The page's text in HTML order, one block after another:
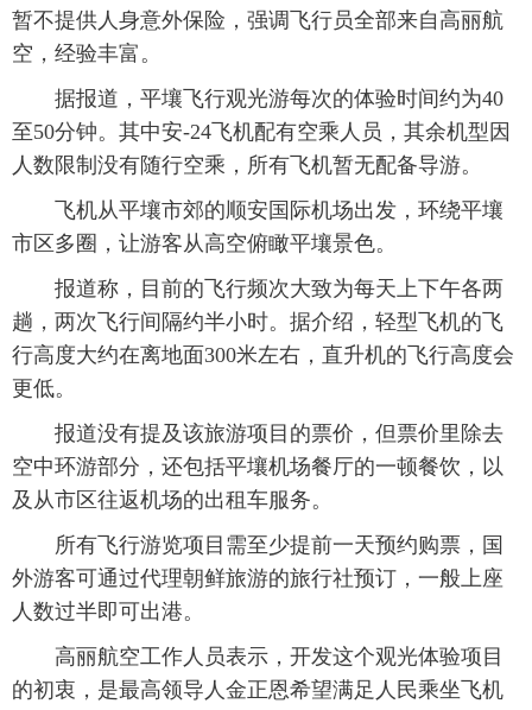
暂不提供人身意外保险，强调飞行员全部来自高丽航
空，经验丰富。
据报道，平壤飞行观光游每次的体验时间约为40
至50分钟。其中安-24飞机配有空乘人员，其余机型因
人数限制没有随行空乘，所有飞机暂无配备导游。
飞机从平壤市郊的顺安国际机场出发，环绕平壤
市区多圈，让游客从高空俯瞰平壤景色。
报道称，目前的飞行频次大致为每天上下午各两
趟，两次飞行间隔约半小时。据介绍，轻型飞机的飞
行高度大约在离地面300米左右，直升机的飞行高度会
更低。
报道没有提及该旅游项目的票价，但票价里除去
空中环游部分，还包括平壤机场餐厅的一顿餐饮，以
及从市区往返机场的出租车服务。
所有飞行游览项目需至少提前一天预约购票，国
外游客可通过代理朝鲜旅游的旅行社预订，一般上座
人数过半即可出港。
高丽航空工作人员表示，开发这个观光体验项目
的初衷，是最高领导人金正恩希望满足人民乘坐飞机